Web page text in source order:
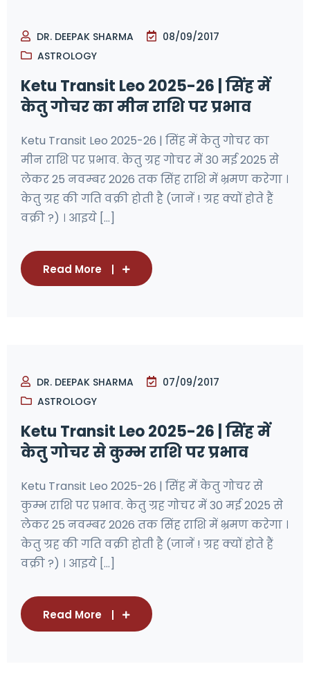
DR. DEEPAK SHARMA
08/09/2017
ASTROLOGY
Ketu Transit Leo 2025-26 | सिंह में
केतु गोचर का मीन राशि पर प्रभाव
Ketu Transit Leo 2025-26 | सिंह में केतु गोचर का
मीन राशि पर प्रभाव. केतु ग्रह गोचर में 30 मई 2025 से
लेकर 25 नवम्बर 2026 तक सिंह राशि में भ्रमण करेगा ।
केतु ग्रह की गति वक्री होती है (जानें ! ग्रह क्यों होते हैं
वक्री ?) । आइये [...]
Read More
DR. DEEPAK SHARMA
07/09/2017
ASTROLOGY
Ketu Transit Leo 2025-26 | सिंह में
केतु गोचर से कुम्भ राशि पर प्रभाव
Ketu Transit Leo 2025-26 | सिंह में केतु गोचर से
कुम्भ राशि पर प्रभाव. केतु ग्रह गोचर में 30 मई 2025 से
लेकर 25 नवम्बर 2026 तक सिंह राशि में भ्रमण करेगा ।
केतु ग्रह की गति वक्री होती है (जानें ! ग्रह क्यों होते हैं
वक्री ?) । आइये [...]
Read More